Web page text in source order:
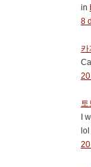
in
8
카
토
I